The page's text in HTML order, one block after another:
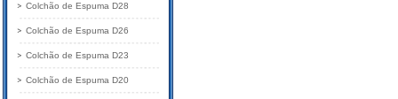
Colchão de Espuma D28
Colchão de Espuma D26
Colchão de Espuma D23
Colchão de Espuma D20